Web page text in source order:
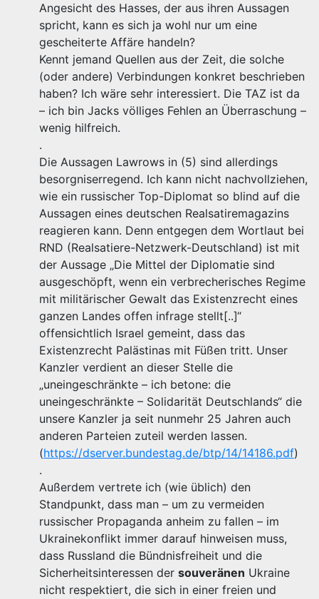
Angesicht des Hasses, der aus ihren Aussagen
spricht, kann es sich ja wohl nur um eine
gescheiterte Affäre handeln?
Kennt jemand Quellen aus der Zeit, die solche
(oder andere) Verbindungen konkret beschrieben
haben? Ich wäre sehr interessiert. Die TAZ ist da
– ich bin Jacks völliges Fehlen an Überraschung –
wenig hilfreich.
.
Die Aussagen Lawrows in (5) sind allerdings
besorgniserregend. Ich kann nicht nachvollziehen,
wie ein russischer Top-Diplomat so blind auf die
Aussagen eines deutschen Realsatiremagazins
reagieren kann. Denn entgegen dem Wortlaut bei
RND (Realsatiere-Netzwerk-Deutschland) ist mit
der Aussage „Die Mittel der Diplomatie sind
ausgeschöpft, wenn ein verbrecherisches Regime
mit militärischer Gewalt das Existenzrecht eines
ganzen Landes offen infrage stellt[..]“
offensichtlich Israel gemeint, dass das
Existenzrecht Palästinas mit Füßen tritt. Unser
Kanzler verdient an dieser Stelle die
„uneingeschränkte – ich betone: die
uneingeschränkte – Solidarität Deutschlands“ die
unsere Kanzler ja seit nunmehr 25 Jahren auch
anderen Parteien zuteil werden lassen.
(https://dserver.bundestag.de/btp/14/14186.pdf)
.
Außerdem vertrete ich (wie üblich) den
Standpunkt, dass man – um zu vermeiden
russischer Propaganda anheim zu fallen – im
Ukrainekonflikt immer darauf hinweisen muss,
dass Russland die Bündnisfreiheit und die
Sicherheitsinteressen der souveränen Ukraine
nicht respektiert, die sich in einer freien und